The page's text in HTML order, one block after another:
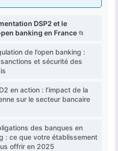
DSP2 et le
banking en France
de l’open banking :
et sécurité des
en action : l’impact de la
sur le secteur bancaire
des banques en
: ce que votre établissement
offrir en 2025